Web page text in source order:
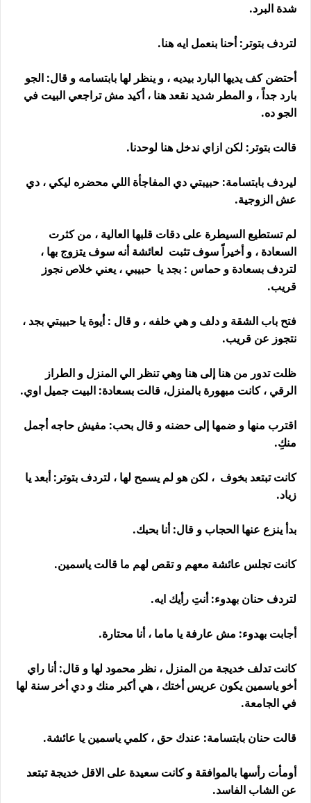
شدة البرد.
لتردف بتوتر: أحنا بنعمل ايه هنا.
أحتضن كف يديها البارد بيديه ، و ينظر لها بابتسامه و قال: الجو
بارد جداً ، و المطر شديد نقعد هنا ، أكيد مش تراجعي البيت في
الجو ده.
قالت بتوتر: لكن ازاي ندخل هنا لوحدنا.
ليردف بابتسامة: حبيبتي دي المفاجأة اللي محضره ليكي ، دي
عش الزوجية.
لم تستطيع السيطرة على دقات قلبها العالية ، من كثرت
السعادة ، و أخيراً سوف تثبت لعائشة أنه سوف يتزوج بها ،
لتردف بسعادة و حماس : بجد يا حبيبي ، يعني خلاص نجوز
قريب.
فتح باب الشقة و دلف و هي خلفه ، و قال : أيوة يا حبيبتي بجد ،
نتجوز عن قريب.
ظلت تدور من هنا إلى هنا وهي تنظر الي المنزل و الطراز
الرقي ، كانت مبهورة بالمنزل، قالت بسعادة: البيت جميل اوي.
اقترب منها و ضمها إلى حضنه و قال بحب: مفيش حاجه أجمل
منكِ.
كانت تبتعد بخوف ، لكن هو لم يسمح لها ، لتردف بتوتر: أبعد يا
زياد.
بدأ ينزع عنها الحجاب و قال: أنا بحبك.
كانت تجلس عائشة معهم و تقص لهم ما قالت ياسمين.
لتردف حنان بهدوء: أنتِ رأيك ايه.
أجابت بهدوء: مش عارفة يا ماما ، أنا محتارة.
كانت تدلف خديجة من المنزل ، نظر محمود لها و قال: أنا راي
أخو ياسمين يكون عريس أختك ، هي أكبر منك و دي أخر سنة لها
في الجامعة.
قالت حنان بابتسامة: عندك حق ، كلمي ياسمين يا عائشة.
أومأت رأسها بالموافقة و كانت سعيدة على الاقل خديجة تبتعد
عن الشاب الفاسد.